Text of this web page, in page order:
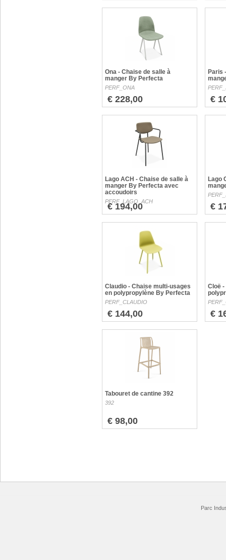
Ona - Chaise de salle à
manger By Perfecta
PERF_ONA
€ 228,00
Paris
€
Lago ACH - Chaise de salle à
manger By Perfecta avec
accoudoirs
PERF_LAGO_ACH
€ 194,00
Lago
€
Claudio - Chaise multi-usages
en polypropylène By Perfecta
PERF_CLAUDIO
€ 144,00
Cloë
€
Tabouret de cantine 392
392
€ 98,00
Parc